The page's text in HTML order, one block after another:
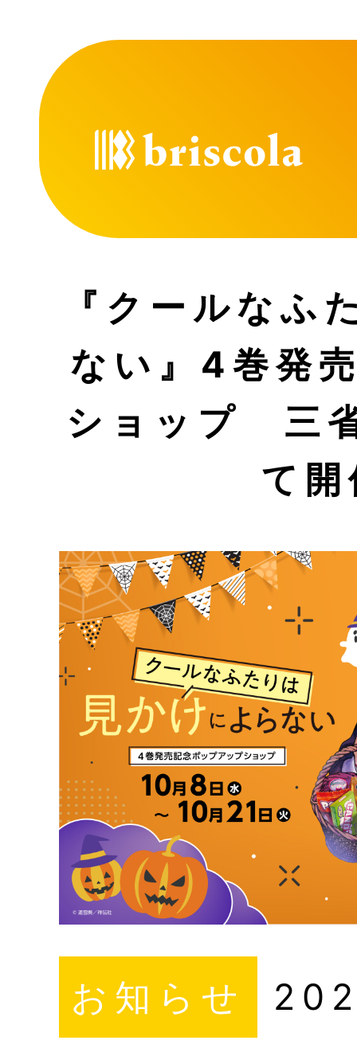
『クールなふ
ない』4巻発
ショップ 三
て
お知らせ